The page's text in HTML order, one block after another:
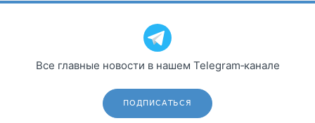
Все главные новости в нашем Telegram‑канале
ПОДПИСАТЬСЯ